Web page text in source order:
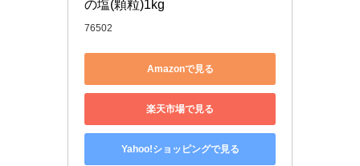
の塩(顆粒)1kg
76502
Amazonで見る
楽天市場で見る
Yahoo!ショッピングで見る